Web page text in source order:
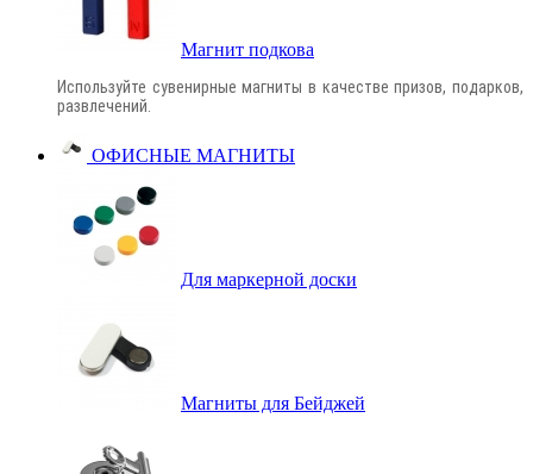
Магнит подкова
Используйте сувенирные магниты в качестве призов, подарков,
развлечений.
ОФИСНЫЕ МАГНИТЫ
Для маркерной доски
Магниты для Бейджей